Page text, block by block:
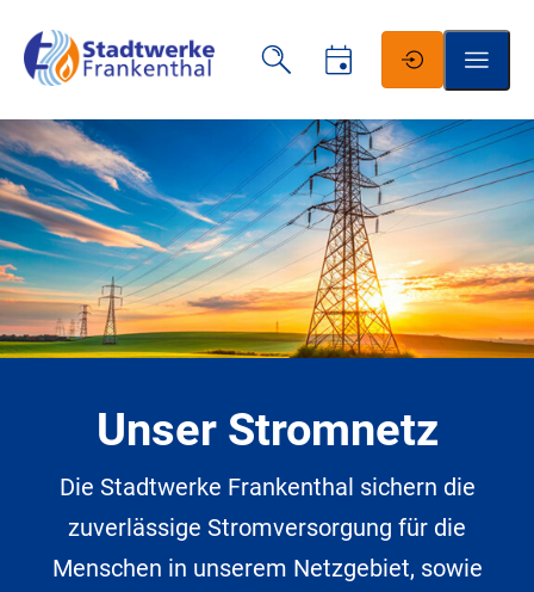
Unser Stromnetz
Die Stadtwerke Frankenthal sichern die
zuverlässige Stromversorgung für die
Menschen in unserem Netzgebiet, sowie
Schrift vergrößern
Schrift verkleinern
Wortabstand vergrößern
Wortabstand verkleinern
Graustufen